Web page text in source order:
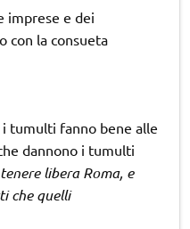
imprese e dei
con la consueta
i tumulti fanno bene alle
dannono i tumulti
libera Roma, e
che quelli